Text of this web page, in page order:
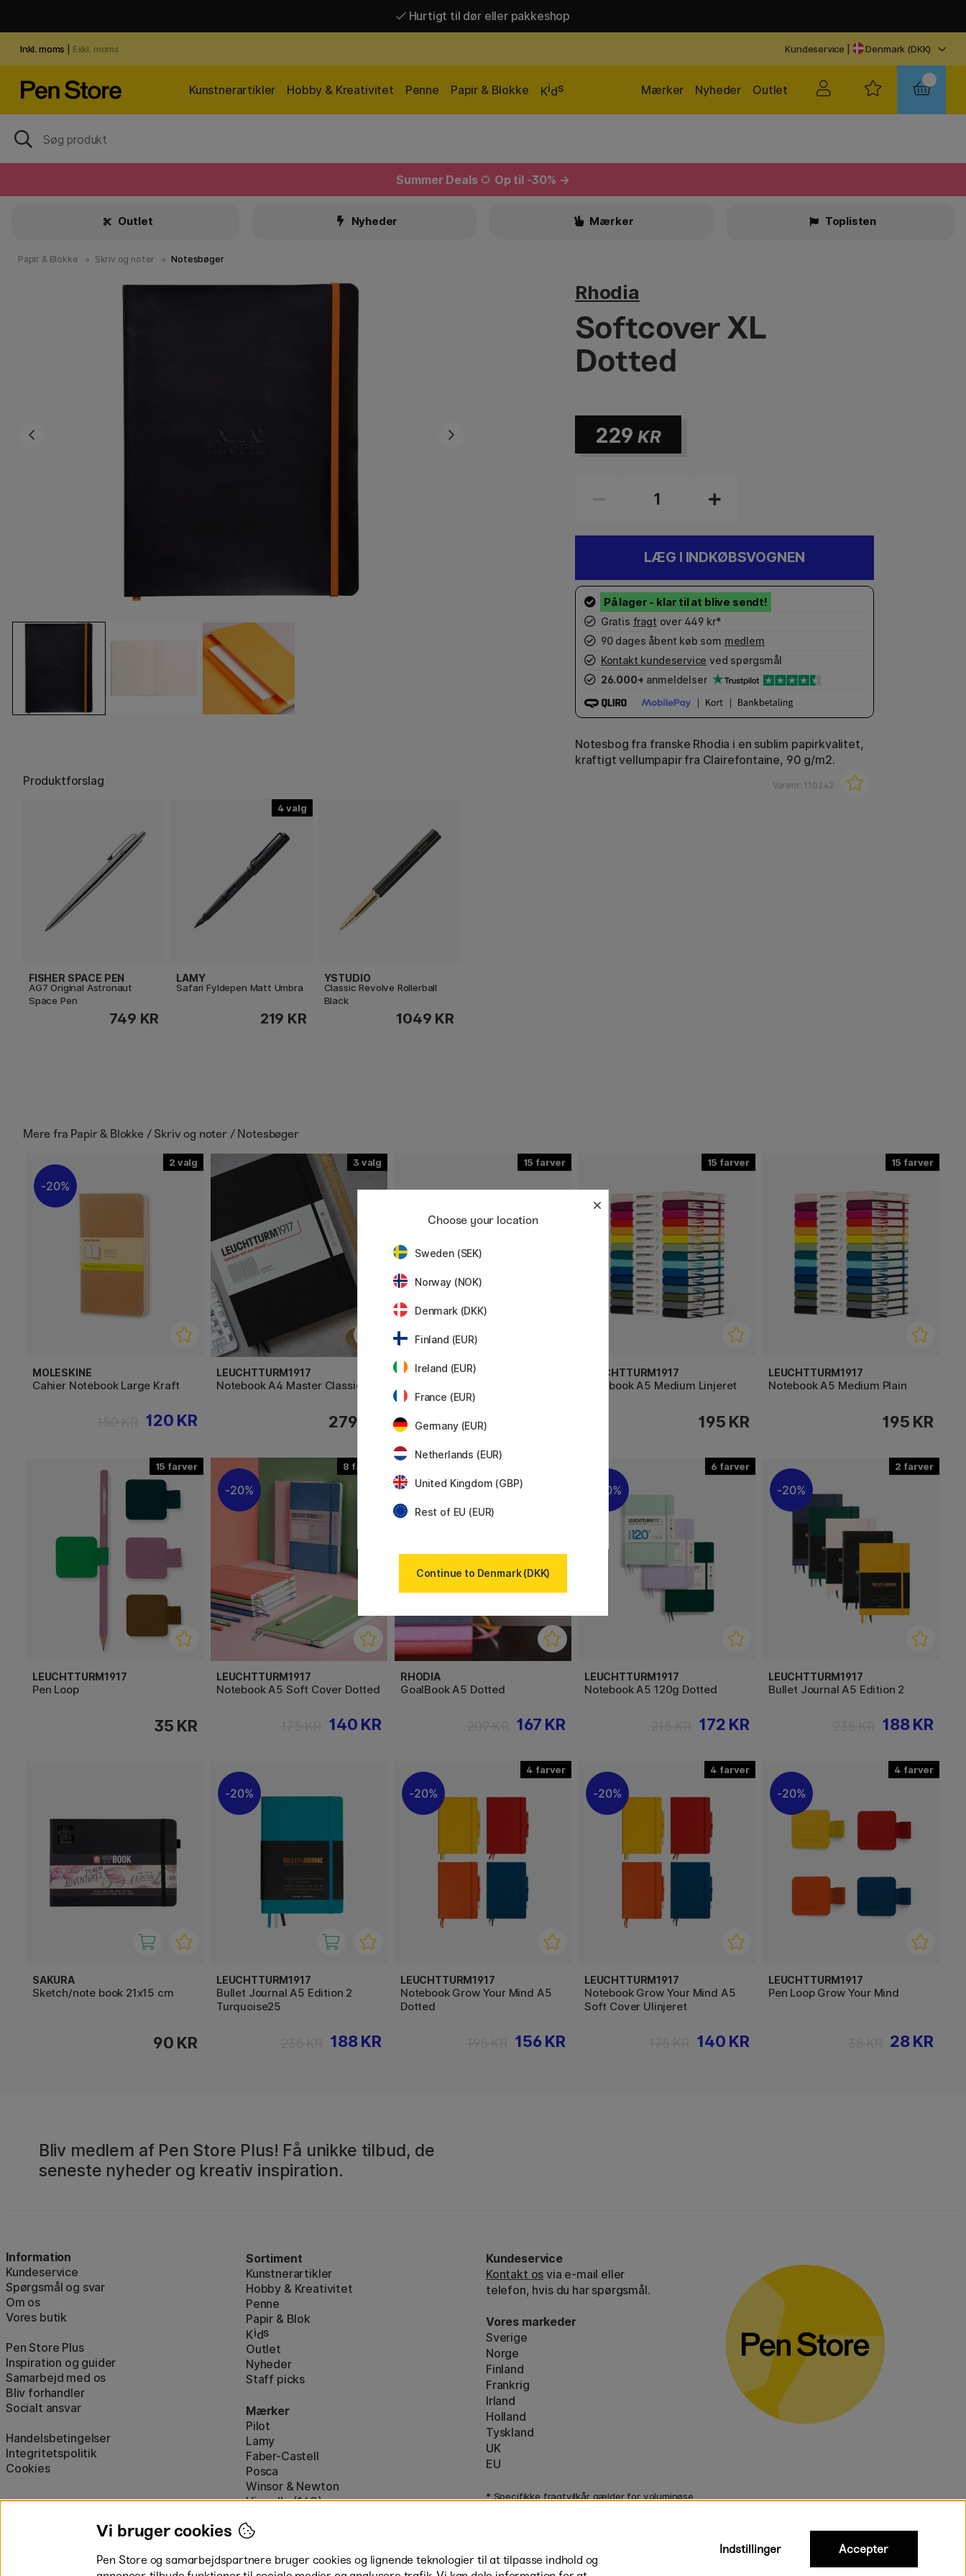
Gratis fragt over 449 kr*
Inkl. moms Exkl. moms Kundeservice Denmark (DKK)
Kunstnerartikler Hobby & Kreativitet Penne Papir & Blokke Kids Outlet
Nyheder
Mærker
Summer Deals 🌻 Op til -30% →
Outlet Nyheder Mærker Toplisten
Papir & Blokke Skriv og noter Notesbøger
Produktforslag
FISHER SPACE PEN
AG7 Original Astronaut
Space Pen
749 KR
4
LAMY
Safari Fyldepen Matt Umbra
219 KR
YSTUDIO
Classic Revolve Rollerball
Black
1049 KR
Rhodia
Softcover XL
Dotted
229 KR
LÆG I INDKØBSVOGNEN
Gratis fragt over 449 kr*
90 dages åbent køb som medlem
Kontakt kundeservice ved spørgsmål
26.000+ anmeldelser
Notesbog fra franske Rhodia i en sublim papirkvalitet,
kraftigt vellumpapir fra Clairefontaine, 90 g/m2.
Varenr: 110242
Mere fra Papir & Blokke / Skriv og noter / Notesbøger
2
20%
MOLESKINE
Cahier Notebook Large Kraft
120 KR
3
LEUCHTTURM1917
Notebook A4 Master Classic
279 KR
15
LEUCHTTURM1917
15
LEUCHTTURM1917
Notebook A5 Medium Linjeret
195 KR
15
LEUCHTTURM1917
Notebook A5 Medium Plain
195 KR
15
LEUCHTTURM1917
Pen Loop
35 KR
8
20%
LEUCHTTURM1917
Notebook A5 Soft Cover Dotted
140 KR
20%
RHODIA
GoalBook A5 Dotted
167 KR
6
20%
LEUCHTTURM1917
Notebook A5 120g Dotted
172 KR
2
20%
LEUCHTTURM1917
Bullet Journal A5 Edition 2
188 KR
SAKURA
Sketch/note book 21x15 cm
90 KR
20%
LEUCHTTURM1917
Bullet Journal A5 Edition 2
Turquoise25
188 KR
4
20%
LEUCHTTURM1917
Notebook Grow Your Mind A5
Dotted
156 KR
4
20%
LEUCHTTURM1917
Notebook Grow Your Mind A5
Soft Cover Ulinjeret
140 KR
4
20%
LEUCHTTURM1917
Pen Loop Grow Your Mind
28 KR
Bliv medlem af Pen Store Plus! Få unikke tilbud, de
seneste nyheder og kreativ inspiration.
Information
Kundeservice
Spørgsmål og svar
Om os
Vores butik
Pen Store Plus
Inspiration og guider
Samarbejd med os
Bliv forhandler
Socialt ansvar
Handelsbetingelser
Integritetspolitik
Cookies
Sortiment
Kunstnerartikler
Hobby & Kreativitet
Penne
Papir & Blok
Kids
Outlet
Nyheder
Staff picks
Mærker
Pilot
Lamy
Faber-Castell
Posca
Winsor & Newton
Visa alle (160)
Kundeservice
Kontakt os via e-mail eller
telefon, hvis du har spørgsmål.
Vores markeder
Sverige
Norge
Finland
Frankrig
Irland
Holland
Tyskland
UK
EU
* Specifikke fragtvilkårgælder for voluminøse
Choose your location
Sweden (SEK)
Norway (NOK)
Denmark (DKK)
Finland (EUR)
Ireland (EUR)
France (EUR)
Germany (EUR)
Netherlands (EUR)
United Kingdom (GBP)
Rest of EU (EUR)
Continue to Denmark (DKK)
Vi bruger cookies
Pen Store og samarbejdspartnere bruger cookies og lignende teknologier til at tilpasse indhold og
Indstillinger Accepter